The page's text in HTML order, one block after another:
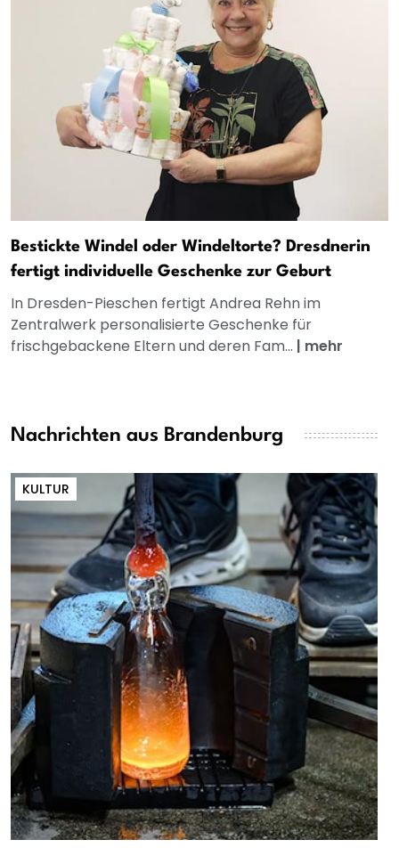
Bestickte Windel oder Windeltorte? Dresdnerin
fertigt individuelle Geschenke zur Geburt
In Dresden-Pieschen fertigt Andrea Rehn im
Zentralwerk personalisierte Geschenke für
frischgebackene Eltern und deren Fam... | mehr
Nachrichten aus Brandenburg
KULTUR